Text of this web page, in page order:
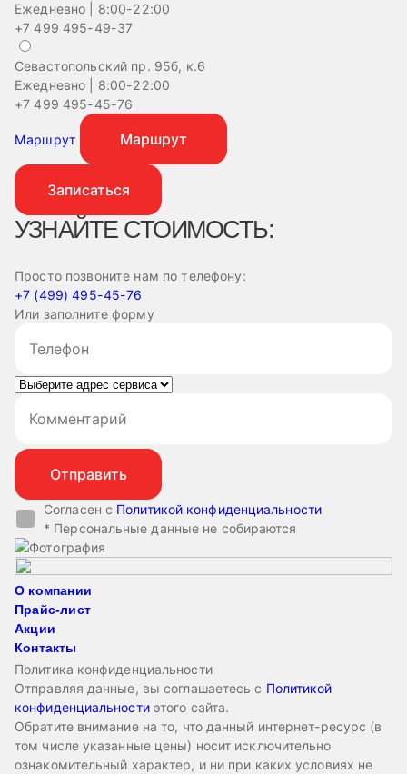
Ежедневно | 8:00-22:00
+7 499 495-49-37
Севастопольский пр. 95б, к.6
Ежедневно | 8:00-22:00
+7 499 495-45-76
Маршрут Маршрут
Записаться
УЗНАЙТЕ СТОИМОСТЬ:
Просто позвоните нам по телефону:
+7 (499) 495-45-76
Или заполните форму
Согласен с Политикой конфиденциальности
* Персональные данные не собираются
О компании
Прайс-лист
Акции
Контакты
Политика конфиденциальности
Отправляя данные, вы соглашаетесь с Политикой
конфиденциальностиэтого сайта.
Обратите внимание на то, что данный интернет-ресурс (в
том числе указанные цены) носит исключительно
ознакомительный характер, и ни при каких условиях не